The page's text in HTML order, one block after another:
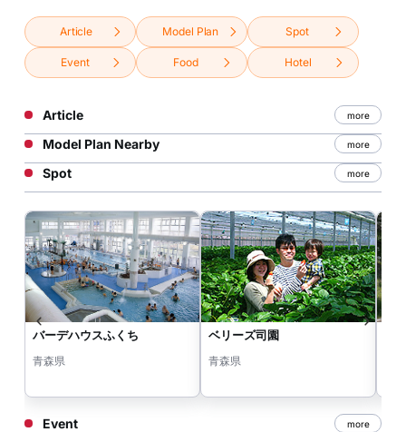
Article Model Plan Spot
Event Food Hotel
Article more
Model Plan Nearby more
Spot more
バーデハウスふくち
青森県
ベリーズ司園
青森県
Event more